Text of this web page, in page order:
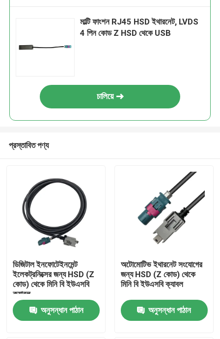
মাল্টি ফাংশন RJ45 HSD ইথারনেট, LVDS
4 পিন কোড Z HSD থেকে USB
চালিয়ে
প্রস্তাবিত পণ্য
ডিজিটাল ইনফোটেইনমেন্ট
ইলেকট্রনিক্সের জন্য HSD (Z
কোড) থেকে মিনি বি ইউএসবি
ক্যাবল
অনুসন্ধান পাঠান
অটোমোটিভ ইথারনেট সংযোগের
জন্য HSD (Z কোড) থেকে
মিনি বি ইউএসবি ক্যাবল
অনুসন্ধান পাঠান